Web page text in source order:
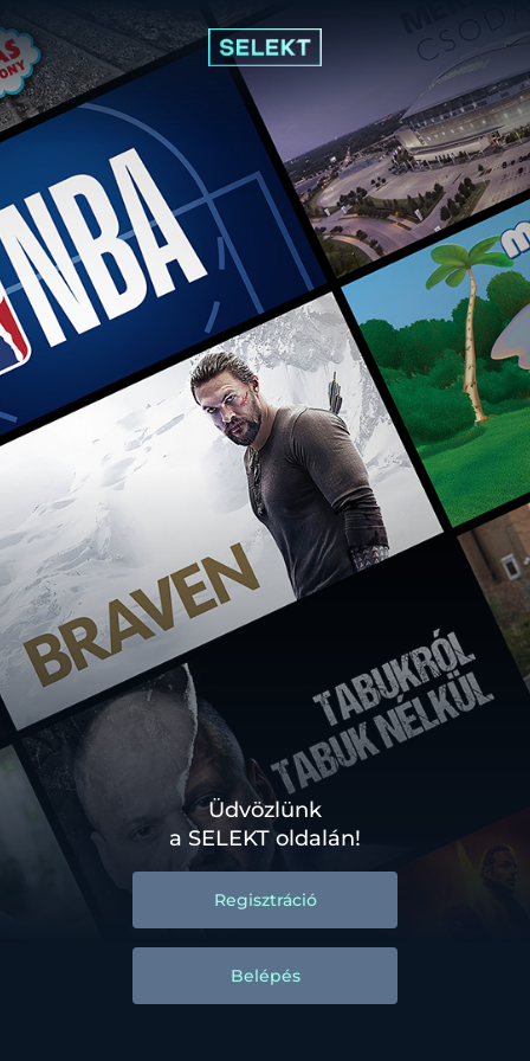
Üdvözlünk
a SELEKT oldalán!
Regisztráció
Belépés